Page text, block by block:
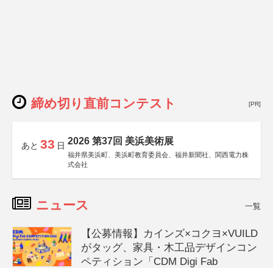
締め切り直前コンテスト [PR]
あと 33 日 2026 第37回 美浜美術展
福井県美浜町、美浜町教育委員会、福井新聞社、関西電力株
式会社
ニュース 一覧
【公募情報】カインズ×コクヨ×VUILD
がタッグ、家具・木工品デザインコン
ペティション「CDM Digi Fab